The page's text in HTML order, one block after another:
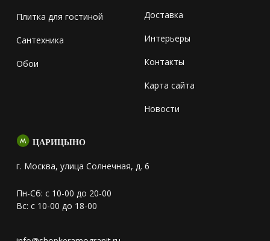
Плитка для гостиной
Сантехника
Обои
Доставка
Интерьеры
Контакты
Карта сайта
Новости
ЦАРИЦЫНО
г. Москва, улица Солнечная, д. 6
Пн-Сб: с 10-00 до 20-00
Вс: с 10-00 до 18-00